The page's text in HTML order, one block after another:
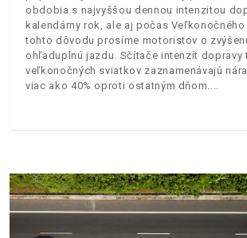
obdobia s najvyššou dennou intenzitou
kalendárny rok, ale aj počas
tohto dôvodu prosíme motoristov o
ohľaduplnú jazdu. Sčítače intenzít dopravy
veľkonočných sviatkov zaznamenávajú
viac ako 40% oproti ostatným dňom.